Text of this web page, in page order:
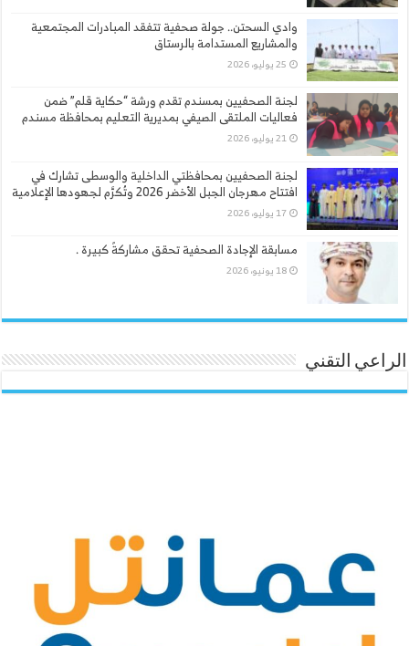
وادي السحتن.. جولة صحفية تتفقد المبادرات المجتمعية
والمشاريع المستدامة بالرستاق
25 يوليو، 2026
لجنة الصحفيين بمسندم تقدم ورشة “حكاية قلم” ضمن
فعاليات الملتقى الصيفي بمديرية التعليم بمحافظة مسندم
21 يوليو، 2026
لجنة الصحفيين بمحافظتي الداخلية والوسطى تشارك في
افتتاح مهرجان الجبل الأخضر 2026 وتُكرَّم لجهودها الإعلامية
17 يوليو، 2026
مسابقة الإجادة الصحفية تحقق مشاركةً كبيرة .
18 يونيو، 2026
الراعي التقني